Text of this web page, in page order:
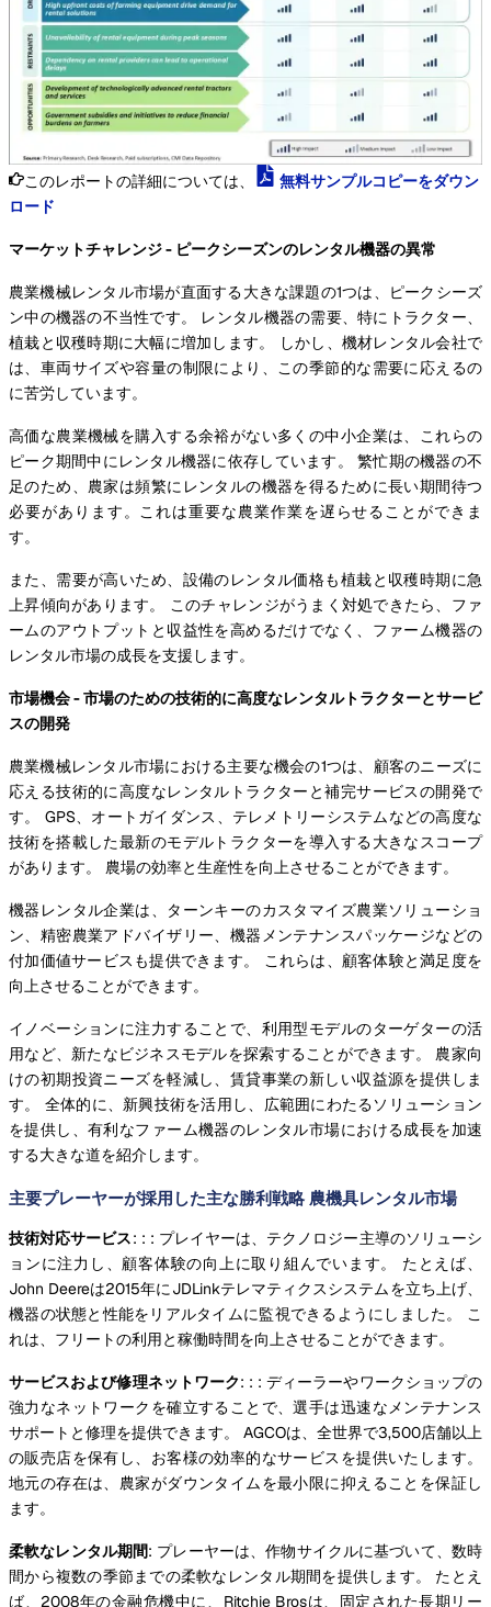
このレポートの詳細については、
無料サンプルコピーをダウン
ロード
マーケットチャレンジ - ピークシーズンのレンタル機器の異常
農業機械レンタル市場が直面する大きな課題の1つは、ピークシーズ
ン中の機器の不当性です。 レンタル機器の需要、特にトラクター、
植栽と収穫時期に大幅に増加します。 しかし、機材レンタル会社で
は、車両サイズや容量の制限により、この季節的な需要に応えるの
に苦労しています。
高価な農業機械を購入する余裕がない多くの中小企業は、これらの
ピーク期間中にレンタル機器に依存しています。 繁忙期の機器の不
足のため、農家は頻繁にレンタルの機器を得るために長い期間待つ
必要があります。これは重要な農業作業を遅らせることができま
す。
また、需要が高いため、設備のレンタル価格も植栽と収穫時期に急
上昇傾向があります。 このチャレンジがうまく対処できたら、ファ
ームのアウトプットと収益性を高めるだけでなく、ファーム機器の
レンタル市場の成長を支援します。
市場機会 - 市場のための技術的に高度なレンタルトラクターとサービ
スの開発
農業機械レンタル市場における主要な機会の1つは、顧客のニーズに
応える技術的に高度なレンタルトラクターと補完サービスの開発で
す。 GPS、オートガイダンス、テレメトリーシステムなどの高度な
技術を搭載した最新のモデルトラクターを導入する大きなスコープ
があります。 農場の効率と生産性を向上させることができます。
機器レンタル企業は、ターンキーのカスタマイズ農業ソリューショ
ン、精密農業アドバイザリー、機器メンテナンスパッケージなどの
付加価値サービスも提供できます。 これらは、顧客体験と満足度を
向上させることができます。
イノベーションに注力することで、利用型モデルのターゲターの活
用など、新たなビジネスモデルを探索することができます。 農家向
けの初期投資ニーズを軽減し、賃貸事業の新しい収益源を提供しま
す。 全体的に、新興技術を活用し、広範囲にわたるソリューション
を提供し、有利なファーム機器のレンタル市場における成長を加速
する大きな道を紹介します。
主要プレーヤーが採用した主な勝利戦略 農機具レンタル市場
技術対応サービス: : : プレイヤーは、テクノロジー主導のソリューシ
ョンに注力し、顧客体験の向上に取り組んでいます。 たとえば、
John Deereは2015年にJDLinkテレマティクスシステムを立ち上げ、
機器の状態と性能をリアルタイムに監視できるようにしました。 こ
れは、フリートの利用と稼働時間を向上させることができます。
サービスおよび修理ネットワーク: : : ディーラーやワークショップの
強力なネットワークを確立することで、選手は迅速なメンテナンス
サポートと修理を提供できます。 AGCOは、全世界で3,500店舗以上
の販売店を保有し、お客様の効率的なサービスを提供いたします。
地元の存在は、農家がダウンタイムを最小限に抑えることを保証し
ます。
柔軟なレンタル期間: プレーヤーは、作物サイクルに基づいて、数時
間から複数の季節までの柔軟なレンタル期間を提供します。 たとえ
ば、2008年の金融危機中に、Ritchie Brosは、固定された長期リー